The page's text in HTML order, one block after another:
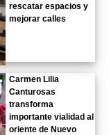
rescatar espacios y
mejorar calles
Carmen Lilia
Canturosas
transforma
importante vialidad al
oriente de Nuevo